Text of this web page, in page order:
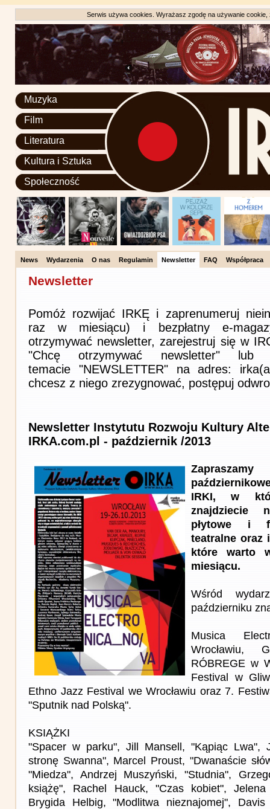
Serwis używa cookies. Wyrażasz zgodę na używanie
Muzyka
Film
Literatura
Kultura i Sztuka
Społeczność
News Wydarzenia O nas Regulamin Newsletter FAQ Współpraca
Newsletter
Pomóż rozwijać IRKĘ i zaprenumeruj
raz w miesiącu) i bezpłatny e-
otrzymywać newsletter, zarejestruj się w
"Chcę otrzymywać newsletter"
temacie "NEWSLETTER" na adres:
chcesz z niego zrezygnować, postępuj
Newsletter Instytutu Rozwoju Kultury
IRKA.com.pl - październik /2013
IRKI, w
znajdziecie
płytowe i
teatralne oraz
które warto
miesiącu.
Wśród
październiku
Musica
Wrocławiu,
RÓBREGE w
Festival w
Ethno Jazz Festival we Wrocławiu oraz 7.
"Sputnik nad Polską".
KSIĄŻKI
"Spacer w parku", Jill Mansell, "Kąpiąc Lwa",
stronę Swanna", Marcel Proust, "Dwanaście
"Miedza", Andrzej Muszyński, "Studnia",
książę", Rachel Hauck, "Czas kobiet", Jelena
Brygida Helbig, "Modlitwa nieznajomej",